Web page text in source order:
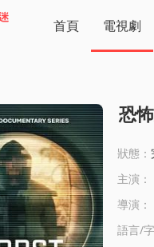
首頁 電視劇
恐
狀態：
主演：
導演：
語言/